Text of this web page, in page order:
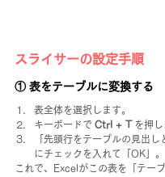
スライサーの設定手順
① 表をテーブルに変換する
表全体を選択します。
キーボードで Ctrl + T
を押し
「先頭行をテーブルの見出し
にチェックを入れて「OK」。
これで、Excelがこの表を「テー